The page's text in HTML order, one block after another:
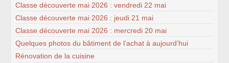
Classe découverte mai 2026 : vendredi 22 mai
Classe découverte mai 2026 : jeudi 21 mai
Classe découverte mai 2026 : mercredi 20 mai
Quelques photos du bâtiment de l’achat à aujourd’hui
Rénovation de la cuisine